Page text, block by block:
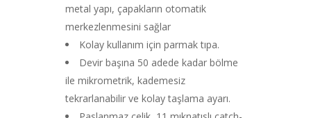
metal yapı, çapakların otomatik
merkezlenmesini sağlar
Kolay kullanım için parmak tıpa.
Devir başına 50 adede kadar bölme
ile mikrometrik, kademesiz
tekrarlanabilir ve kolay taşlama ayarı.